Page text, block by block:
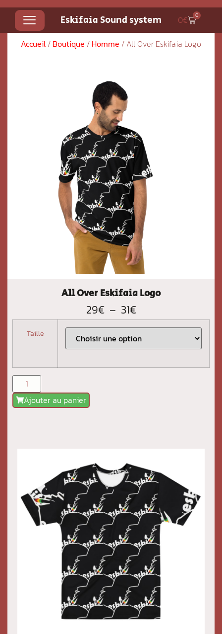
Eskifaia Sound system 0€ 0
Accueil / Boutique / Homme / All Over Eskifaia Logo
All Over Eskifaia Logo
29€ – 31€
Taille
Ajouter au panier